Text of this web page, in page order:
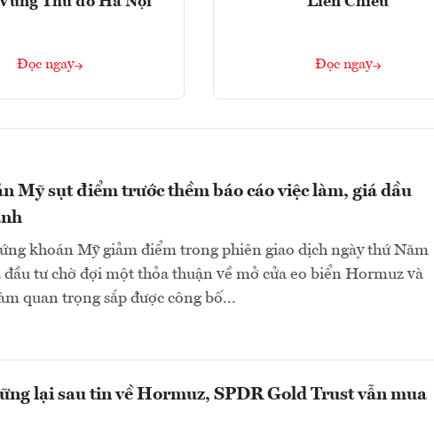
Đọc ngay Đọc ngay
Mỹ sụt điểm trước thềm báo cáo việc làm, giá dầu
khoán Mỹ giảm điểm trong phiên giao dịch ngày thứ Năm
tư chờ đợi một thỏa thuận về mở cửa eo biển Hormuz và
quan trọng sắp được công bố...
lại sau tin về Hormuz, SPDR Gold Trust vẫn mua